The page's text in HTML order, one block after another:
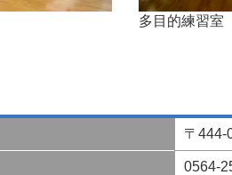
多目的練習室
〒
0564-